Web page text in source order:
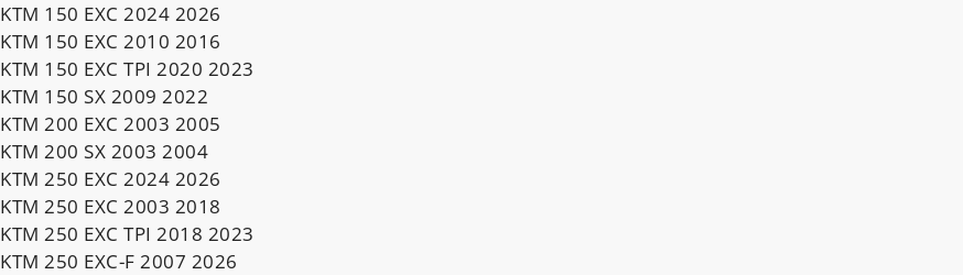
KTM 150 EXC 2024 2026
KTM 150 EXC 2010 2016
KTM 150 EXC TPI 2020 2023
KTM 150 SX 2009 2022
KTM 200 EXC 2003 2005
KTM 200 SX 2003 2004
KTM 250 EXC 2024 2026
KTM 250 EXC 2003 2018
KTM 250 EXC TPI 2018 2023
KTM 250 EXC-F 2007 2026